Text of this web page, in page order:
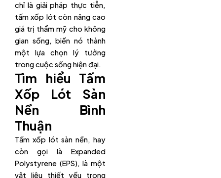
chỉ là giải pháp thực tiễn,
tấm xốp lót còn nâng cao
giá trị thẩm mỹ cho không
gian sống, biến nó thành
một lựa chọn lý tưởng
trong cuộc sống hiện đại.
Tìm hiểu Tấm
Xốp Lót Sàn
Nền Bình
Thuận
Tấm xốp lót sàn nền, hay
còn gọi là Expanded
Polystyrene (EPS), là một
vật liệu thiết yếu trong